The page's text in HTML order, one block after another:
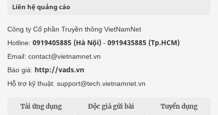
Liên hệ quảng cáo
Công ty Cổ phần Truyền thông VietNamNet
Hotline: 0919405885 (Hà Nội) - 0919435885 (Tp.HCM)
Email: contact@vietnamnet.vn
Báo giá: http://vads.vn
Hỗ trợ kỹ thuật: support@tech.vietnamnet.vn
Tải ứng dụng Độc giả gửi bài Tuyển dụng